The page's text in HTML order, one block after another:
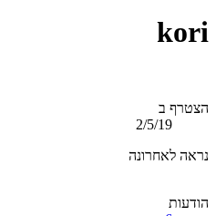
kori
הצטרף ב
2/5/19
נראה לאחרונה
הודעות